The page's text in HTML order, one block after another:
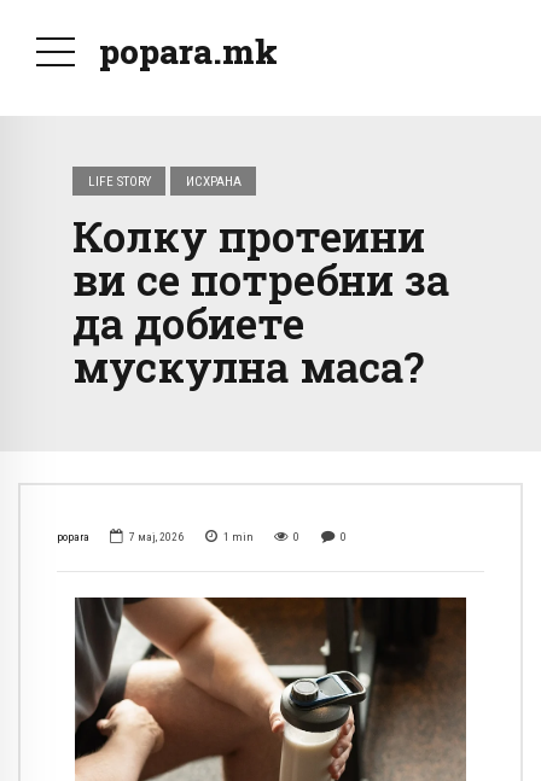
popara.mk
LIFE STORY ИСХРАНА
Колку протеини
ви се потребни за
да добиете
мускулна маса?
popara 7 мај, 2026 1 min 0 0